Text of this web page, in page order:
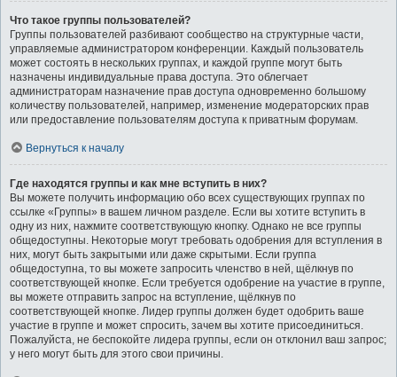
Что такое группы пользователей?
Группы пользователей разбивают сообщество на структурные части,
управляемые администратором конференции. Каждый пользователь
может состоять в нескольких группах, и каждой группе могут быть
назначены индивидуальные права доступа. Это облегчает
администраторам назначение прав доступа одновременно большому
количеству пользователей, например, изменение модераторских прав
или предоставление пользователям доступа к приватным форумам.
Вернуться к началу
Где находятся группы и как мне вступить в них?
Вы можете получить информацию обо всех существующих группах по
ссылке «Группы» в вашем личном разделе. Если вы хотите вступить в
одну из них, нажмите соответствующую кнопку. Однако не все группы
общедоступны. Некоторые могут требовать одобрения для вступления в
них, могут быть закрытыми или даже скрытыми. Если группа
общедоступна, то вы можете запросить членство в ней, щёлкнув по
соответствующей кнопке. Если требуется одобрение на участие в группе,
вы можете отправить запрос на вступление, щёлкнув по
соответствующей кнопке. Лидер группы должен будет одобрить ваше
участие в группе и может спросить, зачем вы хотите присоединиться.
Пожалуйста, не беспокойте лидера группы, если он отклонил ваш запрос;
у него могут быть для этого свои причины.